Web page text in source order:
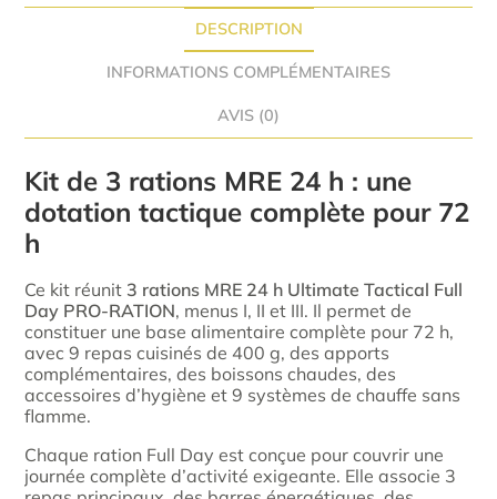
DESCRIPTION
INFORMATIONS COMPLÉMENTAIRES
AVIS (0)
Kit de 3 rations MRE 24 h : une
dotation tactique complète pour 72
h
Ce kit réunit 3 rations MRE 24 h Ultimate Tactical Full
Day PRO-RATION, menus I, II et III. Il permet de
constituer une base alimentaire complète pour 72 h,
avec 9 repas cuisinés de 400 g, des apports
complémentaires, des boissons chaudes, des
accessoires d’hygiène et 9 systèmes de chauffe sans
flamme.
Chaque ration Full Day est conçue pour couvrir une
journée complète d’activité exigeante. Elle associe 3